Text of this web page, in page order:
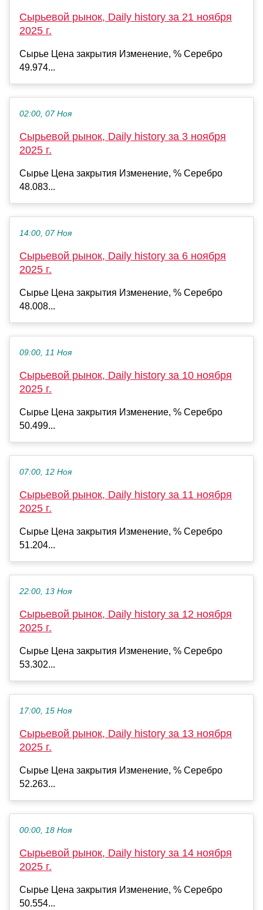
Сырьевой рынок, Daily history за 21 ноября
2025 г.
Сырье Цена закрытия Изменение, % Серебро
49.974...
02:00, 07 Ноя
Сырьевой рынок, Daily history за 3 ноября
2025 г.
Сырье Цена закрытия Изменение, % Серебро
48.083...
14:00, 07 Ноя
Сырьевой рынок, Daily history за 6 ноября
2025 г.
Сырье Цена закрытия Изменение, % Серебро
48.008...
09:00, 11 Ноя
Сырьевой рынок, Daily history за 10 ноября
2025 г.
Сырье Цена закрытия Изменение, % Серебро
50.499...
07:00, 12 Ноя
Сырьевой рынок, Daily history за 11 ноября
2025 г.
Сырье Цена закрытия Изменение, % Серебро
51.204...
22:00, 13 Ноя
Сырьевой рынок, Daily history за 12 ноября
2025 г.
Сырье Цена закрытия Изменение, % Серебро
53.302...
17:00, 15 Ноя
Сырьевой рынок, Daily history за 13 ноября
2025 г.
Сырье Цена закрытия Изменение, % Серебро
52.263...
00:00, 18 Ноя
Сырьевой рынок, Daily history за 14 ноября
2025 г.
Сырье Цена закрытия Изменение, % Серебро
50.554...